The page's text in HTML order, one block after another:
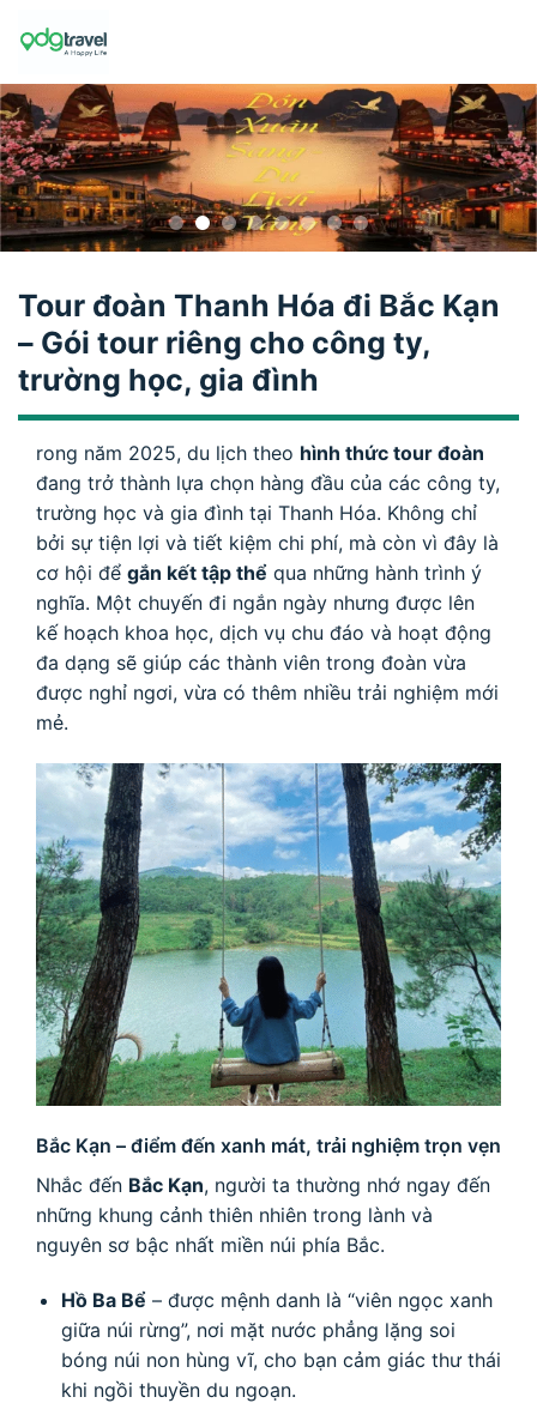
Tour đoàn Thanh Hóa đi Bắc Kạn
– Gói tour riêng cho công ty,
trường học, gia đình
rong năm 2025, du lịch theo hình thức tour đoàn
đang trở thành lựa chọn hàng đầu của các công ty,
trường học và gia đình tại Thanh Hóa. Không chỉ
bởi sự tiện lợi và tiết kiệm chi phí, mà còn vì đây là
cơ hội để gắn kết tập thể qua những hành trình ý
nghĩa. Một chuyến đi ngắn ngày nhưng được lên
kế hoạch khoa học, dịch vụ chu đáo và hoạt động
đa dạng sẽ giúp các thành viên trong đoàn vừa
được nghỉ ngơi, vừa có thêm nhiều trải nghiệm mới
mẻ.
Bắc Kạn – điểm đến xanh mát, trải nghiệm trọn vẹn
Nhắc đến Bắc Kạn, người ta thường nhớ ngay đến
những khung cảnh thiên nhiên trong lành và
nguyên sơ bậc nhất miền núi phía Bắc.
Hồ Ba Bể – được mệnh danh là “viên ngọc xanh
giữa núi rừng”, nơi mặt nước phẳng lặng soi
bóng núi non hùng vĩ, cho bạn cảm giác thư thái
khi ngồi thuyền du ngoạn.